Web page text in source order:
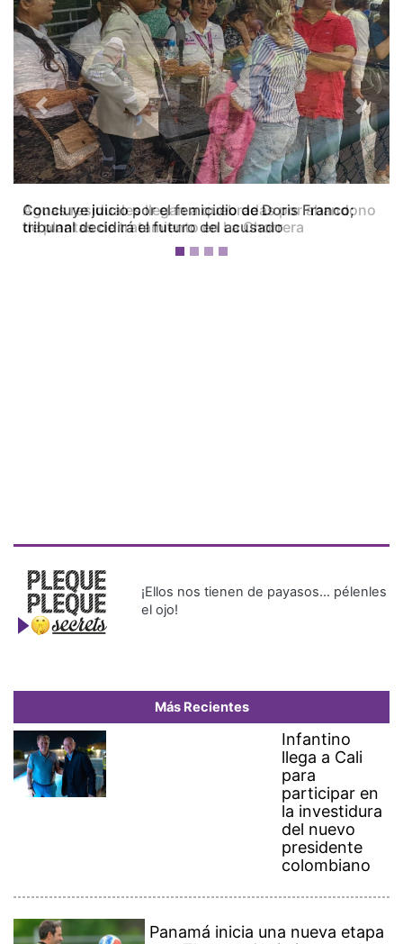
Concluye juicio por el femicidio de Doris Franco;
tribunal decidirá el futuro del acusado
Previous Next
¡Ellos nos tienen de payasos… pélenles
el ojo!
Más Recientes
Infantino
llega a Cali
para
participar en
la investidura
del nuevo
presidente
colombiano
Panamá inicia una nueva etapa